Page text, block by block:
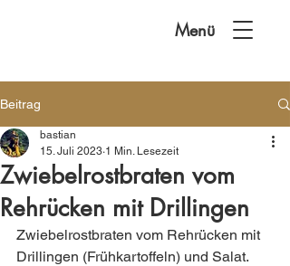
Menü
Beitrag
Zwiebelrostbraten vom
Rehrücken mit Drillingen
bastian
15. Juli 2023 1 Min. Lesezeit
Zwiebelrostbraten vom Rehrücken mit
Drillingen (Frühkartoffeln) und Salat.